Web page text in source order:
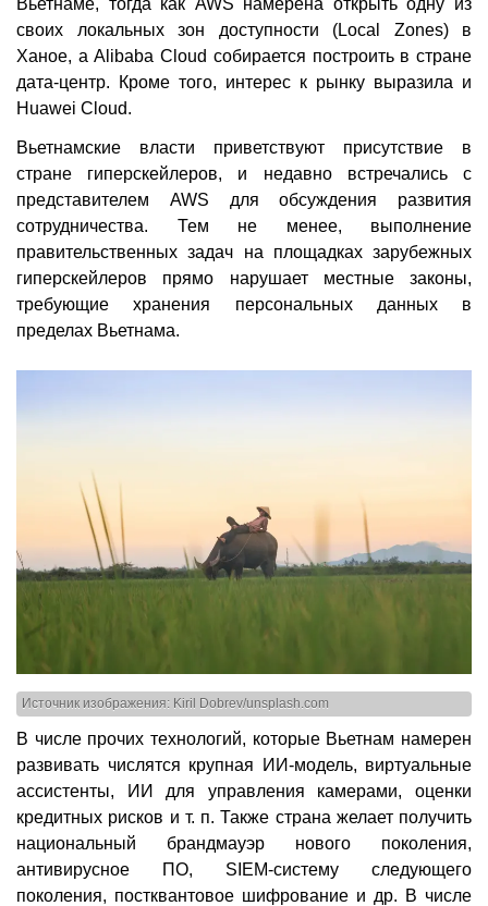
Вьетнаме, тогда как AWS намерена открыть одну из
своих локальных зон доступности (Local Zones) в
Ханое, а Alibaba Cloud собирается построить в стране
дата-центр. Кроме того, интерес к рынку выразила и
Huawei Cloud.
Вьетнамские власти приветствуют присутствие в
стране гиперскейлеров, и недавно встречались с
представителем AWS для обсуждения развития
сотрудничества. Тем не менее, выполнение
правительственных задач на площадках зарубежных
гиперскейлеров прямо нарушает местные законы,
требующие хранения персональных данных в
пределах Вьетнама.
Источник изображения: Kiril Dobrev/unsplash.com
В числе прочих технологий, которые Вьетнам намерен
развивать числятся крупная ИИ-модель, виртуальные
ассистенты, ИИ для управления камерами, оценки
кредитных рисков и т. п. Также страна желает получить
национальный брандмауэр нового поколения,
антивирусное ПО, SIEM-систему следующего
поколения, постквантовое шифрование и др. В числе